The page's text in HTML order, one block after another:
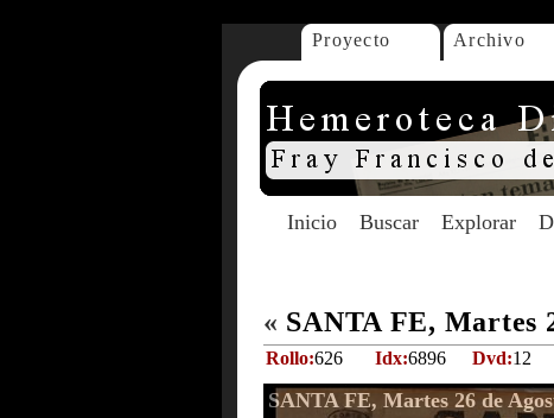
Proyecto Archivo
Inicio Buscar Explorar
« SANTA FE, Martes
Rollo:626 Idx:6896 Dvd:12
SANTA FE, Martes 26 de